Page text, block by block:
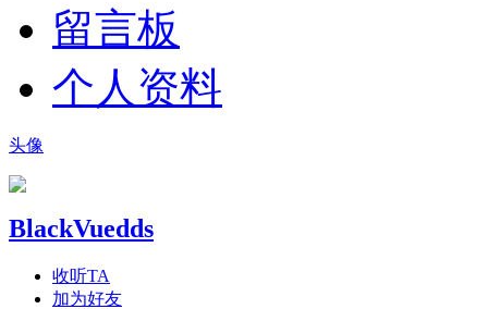
留言板
个人资料
头像
BlackVuedds
收听TA
加为好友